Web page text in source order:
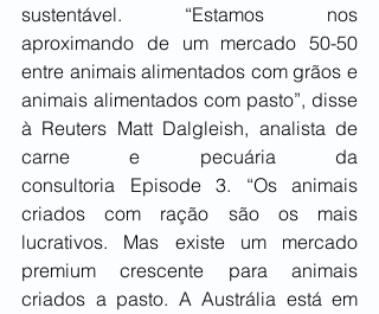
sustentável. “Estamos nos
aproximando de um mercado 50-50
entre animais alimentados com grãos e
animais alimentados com pasto”, disse
à Reuters Matt Dalgleish, analista de
carne e pecuária da
consultoria Episode 3. “Os animais
criados com ração são os mais
lucrativos. Mas existe um mercado
premium crescente para animais
criados a pasto. A Austrália está em